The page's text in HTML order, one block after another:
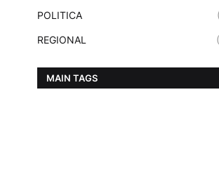
POLITICA
REGIONAL
MAIN TAGS